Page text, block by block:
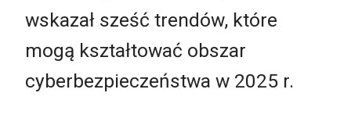
wskazał sześć trendów, które
mogą kształtować obszar
cyberbezpieczeństwa w 2025 r.